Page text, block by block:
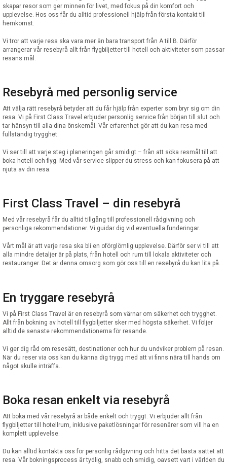
skapar resor som ger minnen för livet, med fokus på din komfort och
upplevelse. Hos oss får du alltid professionell hjälp från första kontakt till
hemkomst.
Vi tror att varje resa ska vara mer än bara transport från A till B. Därför
arrangerar vår resebyrå allt från flygbiljetter till hotell och aktiviteter som passar
resans mål.
Resebyrå med personlig service
Att välja rätt resebyrå betyder att du får hjälp från experter som bryr sig om din
resa. Vi på First Class Travel erbjuder personlig service från början till slut och
tar hänsyn till alla dina önskemål. Vår erfarenhet gör att du kan resa med
fullständig trygghet.
Vi ser till att varje steg i planeringen går smidigt – från att söka resmål till att
boka hotell och flyg. Med vår service slipper du stress och kan fokusera på att
njuta av din resa.
First Class Travel – din resebyrå
Med vår resebyrå får du alltid tillgång till professionell rådgivning och
personliga rekommendationer. Vi guidar dig vid eventuella funderingar.
Vårt mål är att varje resa ska bli en oförglömlig upplevelse. Därför ser vi till att
alla mindre detaljer är på plats, från hotell och rum till lokala aktiviteter och
restauranger. Det är denna omsorg som gör oss till en resebyrå du kan lita på.
En tryggare resebyrå
Vi på First Class Travel är en resebyrå som värnar om säkerhet och trygghet.
Allt från bokning av hotell till flygbiljetter sker med högsta säkerhet. Vi följer
alltid de senaste rekommendationerna för resande.
Vi ger dig råd om resesätt, destinationer och hur du undviker problem på resan.
När du reser via oss kan du känna dig trygg med att vi finns nära till hands om
något skulle inträffa..
Boka resan enkelt via resebyrå
Att boka med vår resebyrå är både enkelt och tryggt. Vi erbjuder allt från
flygbiljetter till hotellrum, inklusive paketlösningar för resenärer som vill ha en
komplett upplevelse.
Du kan alltid kontakta oss för personlig rådgivning och hitta det bästa sättet att
resa. Vår bokningsprocess är tydlig, snabb och smidig, oavsett vart i världen du